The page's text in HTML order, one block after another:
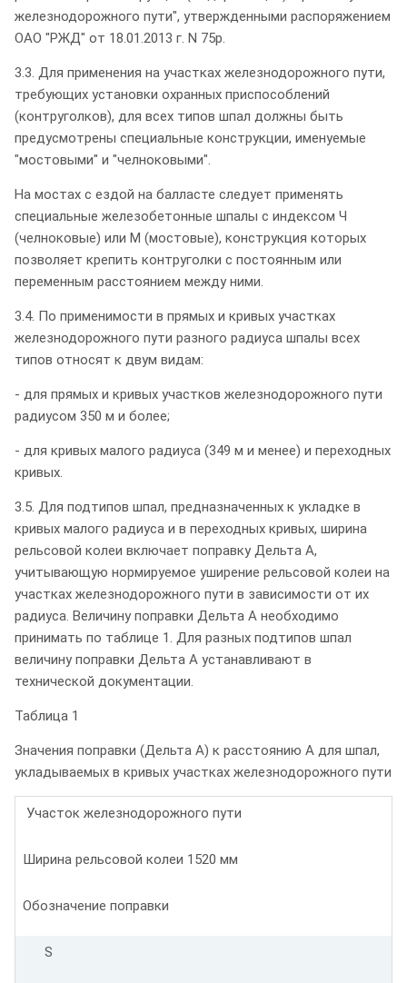
железнодорожного пути", утвержденными распоряжением
ОАО "РЖД" от 18.01.2013 г. N 75р.
3.3. Для применения на участках железнодорожного пути,
требующих установки охранных приспособлений
(контруголков), для всех типов шпал должны быть
предусмотрены специальные конструкции, именуемые
"мостовыми" и "челноковыми".
На мостах с ездой на балласте следует применять
специальные железобетонные шпалы с индексом Ч
(челноковые) или М (мостовые), конструкция которых
позволяет крепить контруголки с постоянным или
переменным расстоянием между ними.
3.4. По применимости в прямых и кривых участках
железнодорожного пути разного радиуса шпалы всех
типов относят к двум видам:
- для прямых и кривых участков железнодорожного пути
радиусом 350 м и более;
- для кривых малого радиуса (349 м и менее) и переходных
кривых.
3.5. Для подтипов шпал, предназначенных к укладке в
кривых малого радиуса и в переходных кривых, ширина
рельсовой колеи включает поправку Дельта А,
учитывающую нормируемое уширение рельсовой колеи на
участках железнодорожного пути в зависимости от их
радиуса. Величину поправки Дельта А необходимо
принимать по таблице 1. Для разных подтипов шпал
величину поправки Дельта А устанавливают в
технической документации.
Таблица 1
Значения поправки (Дельта А) к расстоянию А для шпал,
укладываемых в кривых участках железнодорожного пути
Участок железнодорожного пути
Ширина рельсовой колеи 1520 мм
Обозначение поправки
S